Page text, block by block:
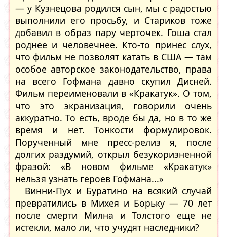
— у Кузнецова родился сын, мы с радостью
выполнили его просьбу, и Стариков тоже
добавил в образ пару черточек. Гоша стал
роднее и человечнее. Кто-то принес слух,
что фильм не позволят катать в США — там
особое авторское законодательство, права
на всего Гофмана давно скупил Дисней.
Фильм переименовали в «Кракатук». О том,
что это экранизация, говорили очень
аккуратно. То есть, вроде бы да, но в то же
время и нет. Тонкости формулировок.
Порученный мне пресс-релиз я, после
долгих раздумий, открыл безукоризненной
фразой: «В новом фильме «Кракатук»
нельзя узнать героев Гофмана...»
Винни-Пух и Буратино на всякий случай
превратились в Михея и Борьку — 70 лет
после смерти Милна и Толстого еще не
истекли, мало ли, что учудят наследники?